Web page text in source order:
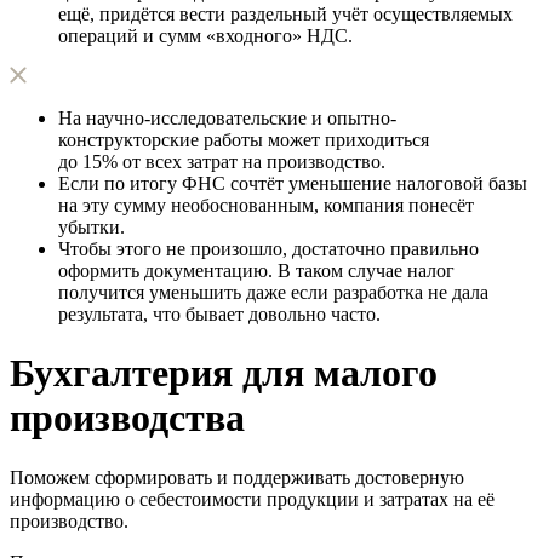
ещё, придётся вести раздельный учёт осуществляемых
операций и сумм «входного» НДС.
На научно-исследовательские и опытно-
конструкторские работы может приходиться
до 15% от всех затрат на производство.
Если по итогу ФНС сочтёт уменьшение налоговой базы
на эту сумму необоснованным, компания понесёт
убытки.
Чтобы этого не произошло, достаточно правильно
оформить документацию. В таком случае налог
получится уменьшить даже если разработка не дала
результата, что бывает довольно часто.
Бухгалтерия для малого
производства
Поможем сформировать и поддерживать достоверную
информацию о себестоимости продукции и затратах на её
производство.